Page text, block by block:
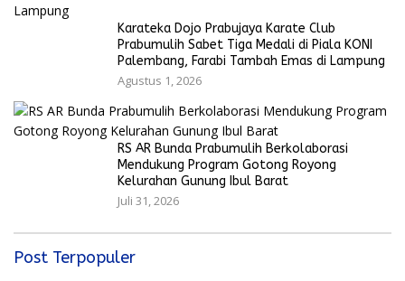
Karateka Dojo Prabujaya Karate Club
Prabumulih Sabet Tiga Medali di Piala KONI
Palembang, Farabi Tambah Emas di Lampung
Agustus 1, 2026
RS AR Bunda Prabumulih Berkolaborasi
Mendukung Program Gotong Royong
Kelurahan Gunung Ibul Barat
Juli 31, 2026
Post Terpopuler